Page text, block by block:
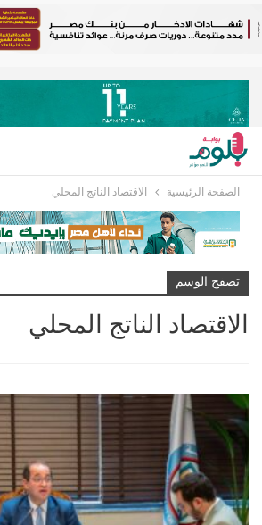
الصفحة الرئيسية الاقتصاد الناتج المحلي
تصفح الوسم
الاقتصاد الناتج المحلي